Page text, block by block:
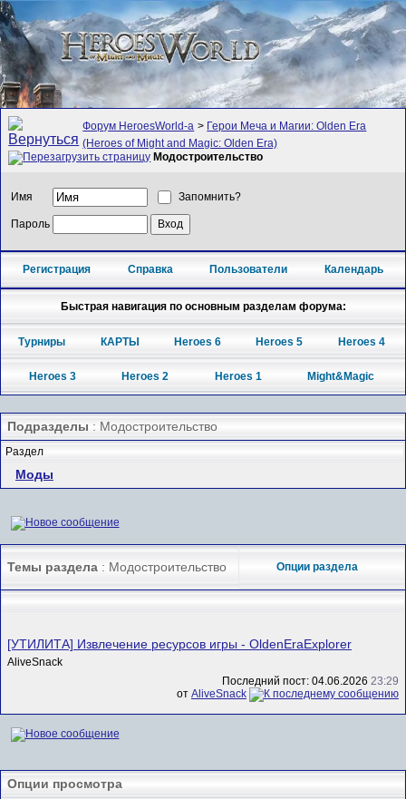
Форум HeroesWorld-а > Герои Меча и Магии: Olden Era
(Heroes of Might and Magic: Olden Era)
Модостроительство
Имя Запомнить?
Пароль
Регистрация Справка Пользователи Календарь
Быстрая навигация по основным разделам форума:
Турниры КАРТЫ Heroes 6 Heroes 5 Heroes 4
Heroes 3 Heroes 2 Heroes 1 Might&Magic
Подразделы : Модостроительство
Раздел
Моды
Темы раздела : Модостроительство Опции раздела
[УТИЛИТА] Извлечение ресурсов игры - OldenEraExplorer
AliveSnack
Последний пост: 04.06.2026 23:29
от AliveSnack
Опции просмотра